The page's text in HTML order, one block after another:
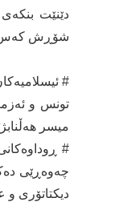
دێنێت
شۆڕش کەس
#
تونس و
میسر
#
چەوەڕێی
دیکتاتۆری و